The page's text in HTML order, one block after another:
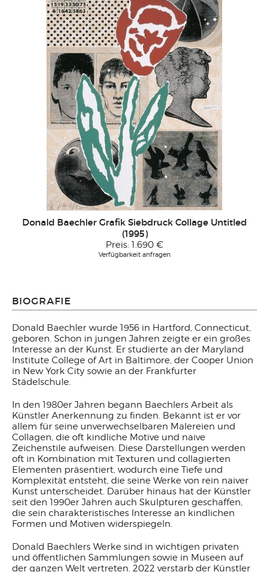
Donald Baechler Grafik Siebdruck Collage Untitled
(1995)
Preis: 1.690 €
Verfügbarkeit anfragen
BIOGRAFIE
Donald Baechler wurde 1956 in Hartford, Connecticut,
geboren. Schon in jungen Jahren zeigte er ein großes
Interesse an der Kunst. Er studierte an der Maryland
Institute College of Art in Baltimore, der Cooper Union
in New York City sowie an der Frankfurter
Städelschule.
In den 1980er Jahren begann Baechlers Arbeit als
Künstler Anerkennung zu finden. Bekannt ist er vor
allem für seine unverwechselbaren Malereien und
Collagen, die oft kindliche Motive und naive
Zeichenstile aufweisen. Diese Darstellungen werden
oft in Kombination mit Texturen und collagierten
Elementen präsentiert, wodurch eine Tiefe und
Komplexität entsteht, die seine Werke von rein naiver
Kunst unterscheidet. Darüber hinaus hat der Künstler
seit den 1990er Jahren auch Skulpturen geschaffen,
die sein charakteristisches Interesse an kindlichen
Formen und Motiven widerspiegeln.
Donald Baechlers Werke sind in wichtigen privaten
und öffentlichen Sammlungen sowie in Museen auf
der ganzen Welt vertreten. 2022 verstarb der Künstler